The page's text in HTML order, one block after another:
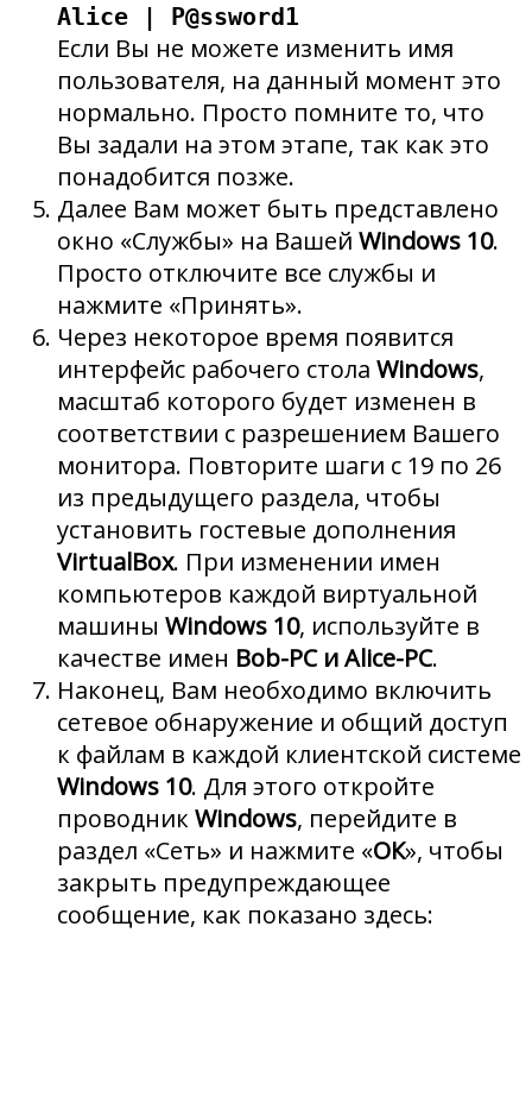
Alice | P@ssword1
Если Вы не можете изменить имя
пользователя, на данный момент это
нормально. Просто помните то, что
Вы задали на этом этапе, так как это
понадобится позже.
Далее Вам может быть представлено
окно «Службы» на Вашей Windows 10.
Просто отключите все службы и
нажмите «Принять».
Через некоторое время появится
интерфейс рабочего стола Windows,
масштаб которого будет изменен в
соответствии с разрешением Вашего
монитора. Повторите шаги с 19 по 26
из предыдущего раздела, чтобы
установить гостевые дополнения
VirtualBox. При изменении имен
компьютеров каждой виртуальной
машины Windows 10, используйте в
качестве имен Bob-PC и Alice-PC.
Наконец, Вам необходимо включить
сетевое обнаружение и общий доступ
к файлам в каждой клиентской системе
Windows 10. Для этого откройте
проводникWindows, перейдите в
раздел «Сеть» и нажмите «ОК», чтобы
закрыть предупреждающее
сообщение, как показано здесь: